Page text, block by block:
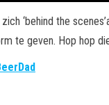
‘behind the
te geven. Hop hop